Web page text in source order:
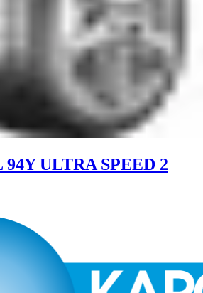
94Y ULTRA SPEED 2